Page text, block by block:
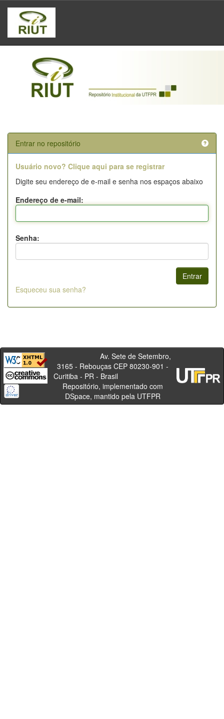
Skip
navigation
Entrar no repositório
Usuário novo? Clique aqui para se registrar
Digite seu endereço de e-mail e senha nos espaços abaixo
Endereço de e-mail:
Senha:
Esqueceu sua senha?
Av. Sete de Setembro,
3165 - Rebouças CEP 80230-901 -
Curitiba - PR - Brasil
Repositório, implementado com
DSpace, mantido pela UTFPR